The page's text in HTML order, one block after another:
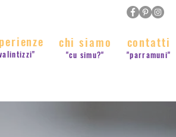
chi siamo
"cu simu?"
contatti
"parramuni"